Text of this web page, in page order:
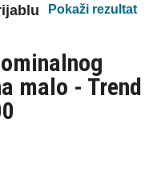
Pokaži rezultat
malo - Trend